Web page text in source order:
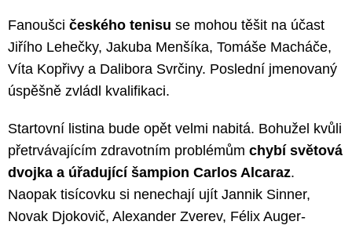
Fanoušci českého tenisu se mohou těšit na účast
Jiřího Lehečky, Jakuba Menšíka, Tomáše Macháče,
Víta Kopřivy a Dalibora Svrčiny. Poslední jmenovaný
úspěšně zvládl kvalifikaci.
Startovní listina bude opět velmi nabitá. Bohužel kvůli
přetrvávajícím zdravotním problémům chybí světová
dvojka a úřadující šampion Carlos Alcaraz.
Naopak tisícovku si nenechají ujít Jannik Sinner,
Novak Djokovič, Alexander Zverev, Félix Auger-